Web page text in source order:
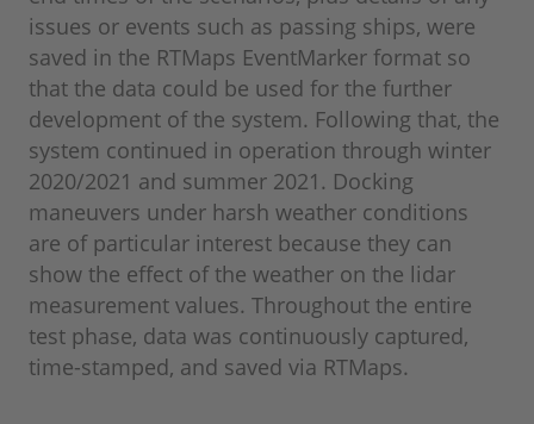
issues or events such as passing ships, were
saved in the RTMaps EventMarker format so
that the data could be used for the further
development of the system. Following that, the
system continued in operation through winter
2020/2021 and summer 2021. Docking
maneuvers under harsh weather conditions
are of particular interest because they can
show the effect of the weather on the lidar
measurement values. Throughout the entire
test phase, data was continuously captured,
time-stamped, and saved via RTMaps.